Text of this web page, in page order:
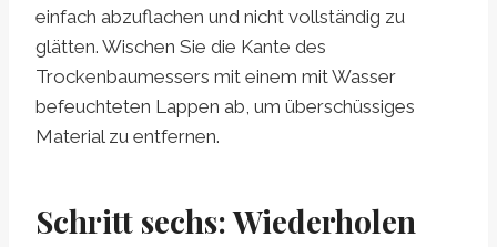
einfach abzuflachen und nicht vollständig zu
glätten. Wischen Sie die Kante des
Trockenbaumessers mit einem mit Wasser
befeuchteten Lappen ab, um überschüssiges
Material zu entfernen.
Schritt sechs: Wiederholen